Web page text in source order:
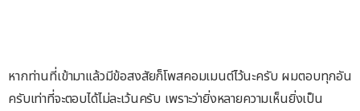
หากท่านที่เข้ามาแล้วมีข้อสงสัยก็โพสคอมเมนต์ไว้นะครับ ผมตอบทุกอัน
ครับเท่าที่จะตอบได้ไม่ละเว้นครับ เพราะว่ายิ่งหลายความเห็นยิ่งเป็น